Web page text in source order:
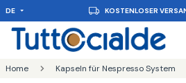
DE KOSTENLOSER
Home Kapseln für Nespresso System